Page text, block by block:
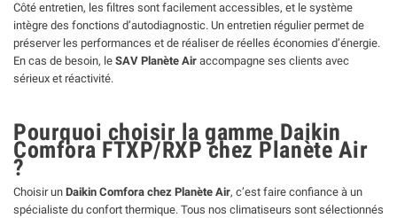
Côté entretien, les filtres sont facilement accessibles, et le système
intègre des fonctions d’autodiagnostic. Un entretien régulier permet de
préserver les performances et de réaliser de réelles économies d’énergie.
En cas de besoin, le SAV Planète Air accompagne ses clients avec
sérieux et réactivité.
Pourquoi choisir la gamme Daikin
Comfora FTXP/RXP chez Planète Air
?
Choisir un Daikin Comfora chez Planète Air, c’est faire confiance à un
spécialiste du confort thermique. Tous nos climatiseurs sont sélectionnés